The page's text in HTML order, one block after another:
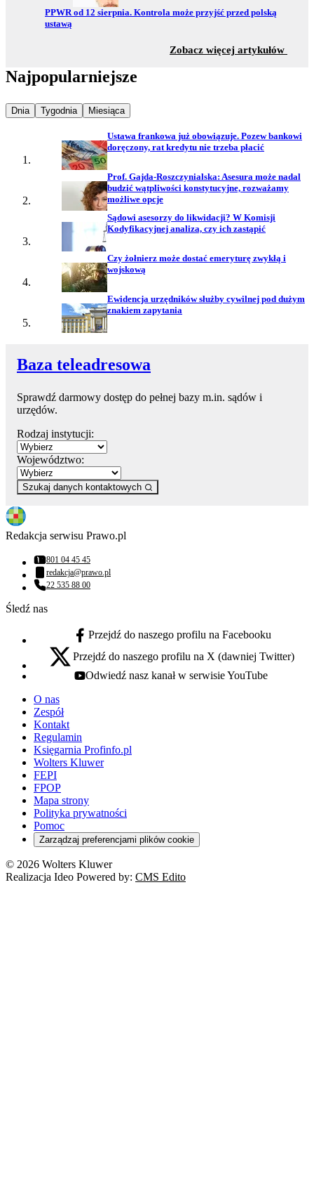
Przejdź do:
PPWR od 12 sierpnia. Kontrola może przyjść przed polską
ustawą
Zobacz więcej artykułów
Najpopularniejsze
Najpopularniejsze wiadomości z
Dnia Najpopularniejsze wiadomości z
Tygodnia Najpopularniejsze wiadomości z
Miesiąca
Ustawa frankowa już obowiązuje. Pozew bankowi
doręczony, rat kredytu nie trzeba płacić
Prof. Gajda-Roszczynialska: Asesura może nadal
budzić wątpliwości konstytucyjne, rozważamy
możliwe opcje
Sądowi asesorzy do likwidacji? W Komisji
Kodyfikacyjnej analiza, czy ich zastąpić
Czy żołnierz może dostać emeryturę zwykłą i
wojskową
Ewidencja urzędników służby cywilnej pod dużym
znakiem zapytania
Baza teleadresowa
Sprawdź darmowy dostęp do pełnej bazy m.in. sądów i
urzędów.
Rodzaj instytucji:
Województwo:
Szukaj danych kontaktowych
Redakcja serwisu Prawo.pl
Numer telefonu:
801 04 45 45
Adres email:
redakcja@prawo.pl
Numer telefonu:
22 535 88 00
Śledź nas
facebook - otwiera się w nowej karcie
Przejdź do naszego profilu na Facebooku
x - otwiera się w nowej karcie
Przejdź do naszego profilu na X (dawniej Twitter)
youtube - otwiera się w nowej karcie
Odwiedź nasz kanał w serwisie YouTube
O nas
Zespół
Kontakt
Regulamin
Księgarnia Profinfo.pl
Wolters Kluwer
FEPI
FPOP
Mapa strony
Polityka prywatności
Pomoc
Zarządzaj preferencjami plików cookie
© 2026 Wolters Kluwer
Realizacja Ideo Powered by: CMS Edito